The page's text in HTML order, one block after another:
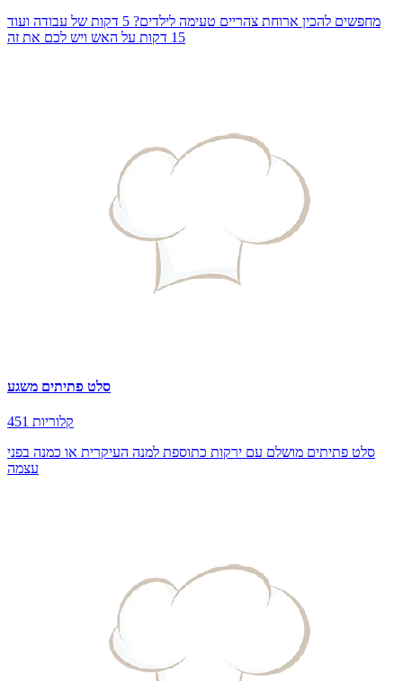
מחפשים להכין ארוחת צהריים טעימה לילדים? 5 דקות של עבודה ועוד
15 דקות על האש ויש לכם את זה
סלט פתיתים משגע
451 קלוריות
סלט פתיתים מושלם עם ירקות כתוספת למנה העיקרית או כמנה בפני
עצמה